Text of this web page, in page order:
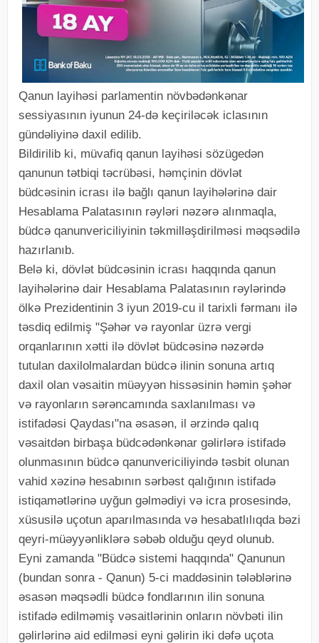
Qanun layihəsi parlamentin növbədənkənar
sessiyasının iyunun 24-də keçiriləcək iclasının
gündəliyinə daxil edilib.
Bildirilib ki, müvafiq qanun layihəsi sözügedən
qanunun tətbiqi təcrübəsi, həmçinin dövlət
büdcəsinin icrası ilə bağlı qanun layihələrinə dair
Hesablama Palatasının rəyləri nəzərə alınmaqla,
büdcə qanunvericiliyinin təkmilləşdirilməsi məqsədilə
hazırlanıb.
Belə ki, dövlət büdcəsinin icrası haqqında qanun
layihələrinə dair Hesablama Palatasının rəylərində
ölkə Prezidentinin 3 iyun 2019-cu il tarixli fərmanı ilə
təsdiq edilmiş "Şəhər və rayonlar üzrə vergi
orqanlarının xətti ilə dövlət büdcəsinə nəzərdə
tutulan daxilolmalardan büdcə ilinin sonuna artıq
daxil olan vəsaitin müəyyən hissəsinin həmin şəhər
və rayonların sərəncamında saxlanılması və
istifadəsi Qaydası"na əsasən, il ərzində qalıq
vəsaitdən birbaşa büdcədənkənar gəlirlərə istifadə
olunmasının büdcə qanunvericiliyində təsbit olunan
vahid xəzinə hesabının sərbəst qalığının istifadə
istiqamətlərinə uyğun gəlmədiyi və icra prosesində,
xüsusilə uçotun aparılmasında və hesabatlılıqda bəzi
qeyri-müəyyənliklərə səbəb olduğu qeyd olunub.
Eyni zamanda "Büdcə sistemi haqqında" Qanunun
(bundan sonra - Qanun) 5-ci maddəsinin tələblərinə
əsasən məqsədli büdcə fondlarının ilin sonuna
istifadə edilməmiş vəsaitlərinin onların növbəti ilin
gəlirlərinə aid edilməsi eyni gəlirin iki dəfə uçota